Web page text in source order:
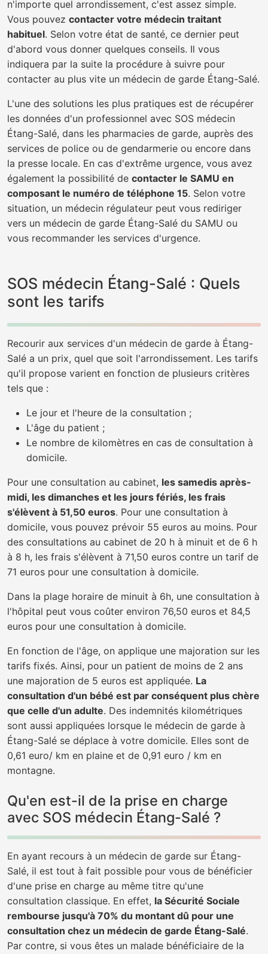
n'importe quel arrondissement, c'est assez simple.
Vous pouvez contacter votre médecin traitant
habituel. Selon votre état de santé, ce dernier peut
d'abord vous donner quelques conseils. Il vous
indiquera par la suite la procédure à suivre pour
contacter au plus vite un médecin de garde Étang-Salé.
L'une des solutions les plus pratiques est de récupérer
les données d'un professionnel avec SOS médecin
Étang-Salé, dans les pharmacies de garde, auprès des
services de police ou de gendarmerie ou encore dans
la presse locale. En cas d'extrême urgence, vous avez
également la possibilité de contacter le SAMU en
composant le numéro de téléphone 15. Selon votre
situation, un médecin régulateur peut vous rediriger
vers un médecin de garde Étang-Salé du SAMU ou
vous recommander les services d'urgence.
SOS médecin Étang-Salé : Quels
sont les tarifs
Recourir aux services d'un médecin de garde à Étang-
Salé a un prix, quel que soit l'arrondissement. Les tarifs
qu'il propose varient en fonction de plusieurs critères
tels que :
Le jour et l'heure de la consultation ;
L'âge du patient ;
Le nombre de kilomètres en cas de consultation à
domicile.
Pour une consultation au cabinet, les samedis après-
midi, les dimanches et les jours fériés, les frais
s'élèvent à 51,50 euros. Pour une consultation à
domicile, vous pouvez prévoir 55 euros au moins. Pour
des consultations au cabinet de 20 h à minuit et de 6 h
à 8 h, les frais s'élèvent à 71,50 euros contre un tarif de
71 euros pour une consultation à domicile.
Dans la plage horaire de minuit à 6h, une consultation à
l'hôpital peut vous coûter environ 76,50 euros et 84,5
euros pour une consultation à domicile.
En fonction de l'âge, on applique une majoration sur les
tarifs fixés. Ainsi, pour un patient de moins de 2 ans
une majoration de 5 euros est appliquée. La
consultation d'un bébé est par conséquent plus chère
que celle d'un adulte. Des indemnités kilométriques
sont aussi appliquées lorsque le médecin de garde à
Étang-Salé se déplace à votre domicile. Elles sont de
0,61 euro/ km en plaine et de 0,91 euro / km en
montagne.
Qu'en est-il de la prise en charge
avec SOS médecin Étang-Salé ?
En ayant recours à un médecin de garde sur Étang-
Salé, il est tout à fait possible pour vous de bénéficier
d'une prise en charge au même titre qu'une
consultation classique. En effet, la Sécurité Sociale
rembourse jusqu'à 70% du montant dû pour une
consultation chez un médecin de garde Étang-Salé.
Par contre, si vous êtes un malade bénéficiaire de la